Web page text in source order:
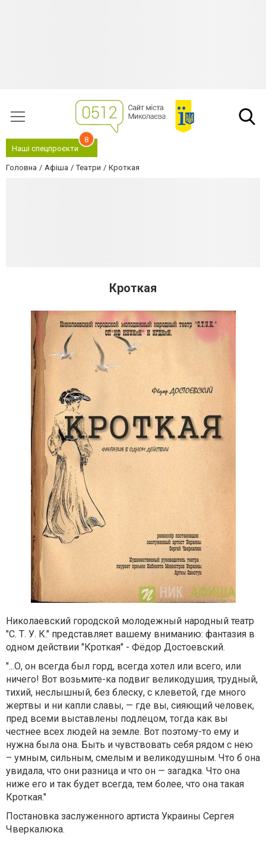
Наші спецпроєкти
8
Головна Афіша Театри Кроткая
Кроткая
Николаевский городской молодежный народный театр
"С. Т. У. К." представляет вашему вниманию: фантазия в
одном действии "Кроткая" - Фёдор Достоевский.
"...О, он всегда был горд, всегда хотел или всего, или
ничего! Вот возьмите-ка подвиг великодушия, трудный,
тихий, неслышный, без блеску, с клеветой, где много
жертвы и ни капли славы, — где вы, сияющий человек,
пред всеми выставлены подлецом, тогда как вы
честнее всех людей на земле. Вот поэтому-то ему и
нужна была она. Быть и чувствовать себя рядом с нею
– умным, сильным, смелым и великодушным. Что б она
увидала, что они разница и что он — загадка. Что она
ниже его и так будет всегда, тем более, что она такая
Кроткая."
Постановка заслуженного артиста Украины Сергея
Чверкалюка.